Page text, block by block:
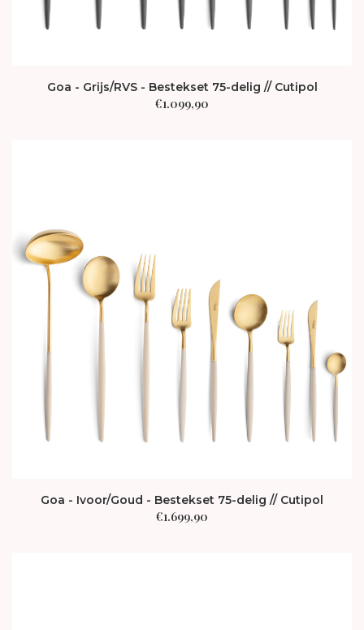
Goa - Grijs/RVS - Bestekset 75-delig // Cutipol
€1.099,90
Goa - Ivoor/Goud - Bestekset 75-delig // Cutipol
€1.699,90